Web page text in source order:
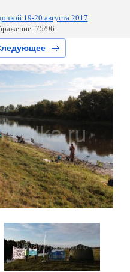
19-20 августа 2017
75/96